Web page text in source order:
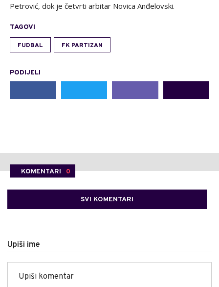
Petrović, dok je četvrti arbitar Novica Anđelovski.
TAGOVI
FUDBAL FK PARTIZAN
PODIJELI
KOMENTARI 0
SVI KOMENTARI
Upiši ime